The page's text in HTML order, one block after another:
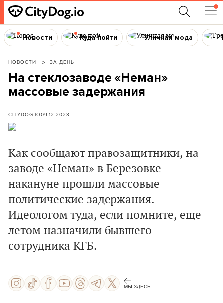
Новости Куда пойти Уличная мода
НОВОСТИ ЗА ДЕНЬ
На стеклозаводе «Неман»
массовые задержания
CITYDOG.IO09.12.2023
Как сообщают правозащитники, на
заводе «Неман» в Березовке
накануне прошли массовые
политические задержания.
Идеологом туда, если помните, еще
летом назначили бывшего
сотрудника КГБ.
МЫ ЗДЕСЬ